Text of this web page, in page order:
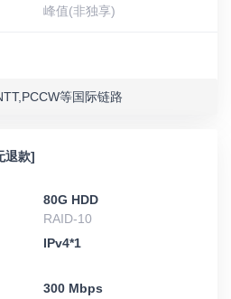
峰值(非独享)
等国际链路
退款]
80G HDD
RAID-10
IPv4*1
300 Mbps